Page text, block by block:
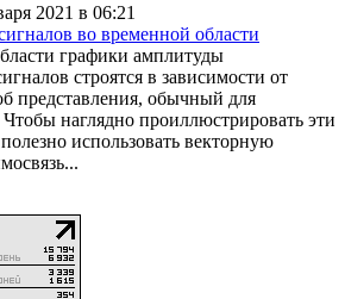
2021 в 06:21
во временной области
графики амплитуды
строятся в зависимости от
представления, обычный для
наглядно проиллюстрировать эти
использовать векторную